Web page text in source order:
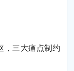
，三大痛点制约